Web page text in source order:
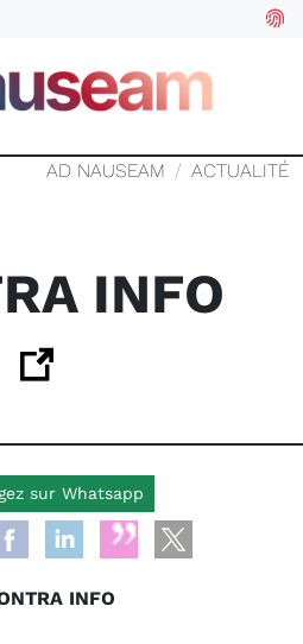
AD NAUSEAM ACTUALITÉ
INFO
INFO
sur Whatsapp